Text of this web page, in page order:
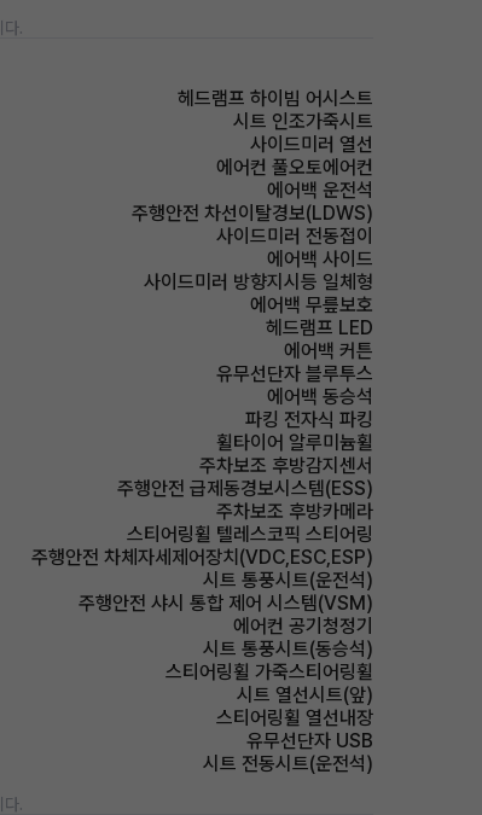
다.
헤드램프 하이빔 어시스트
시트 인조가죽시트
사이드미러 열선
에어컨 풀오토에어컨
에어백 운전석
주행안전 차선이탈경보(LDWS)
사이드미러 전동접이
에어백 사이드
사이드미러 방향지시등 일체형
에어백 무릎보호
헤드램프 LED
에어백 커튼
유무선단자 블루투스
에어백 동승석
파킹 전자식 파킹
휠타이어 알루미늄휠
주차보조 후방감지센서
주행안전 급제동경보시스템(ESS)
주차보조 후방카메라
스티어링휠 텔레스코픽 스티어링
주행안전 차체자세제어장치(VDC,ESC,ESP)
시트 통풍시트(운전석)
주행안전 샤시 통합 제어 시스템(VSM)
에어컨 공기청정기
시트 통풍시트(동승석)
스티어링휠 가죽스티어링휠
시트 열선시트(앞)
스티어링휠 열선내장
유무선단자 USB
시트 전동시트(운전석)
다.